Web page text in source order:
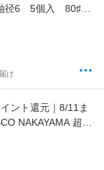
径6 5個入 80♯
け
ント還元｜8/11ま
NAKAYAMA 超硬
刃径9.5mm